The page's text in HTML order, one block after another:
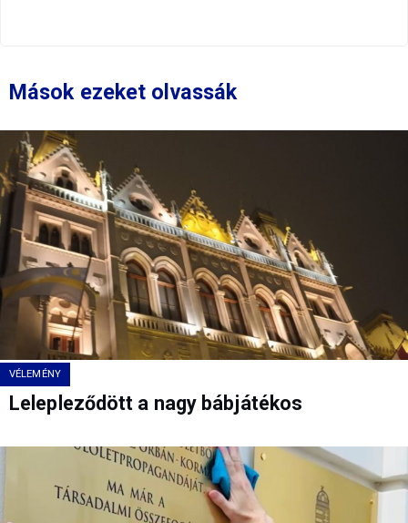
Mások ezeket olvassák
VÉLEMÉNY
Lelepleződött a nagy bábjátékos